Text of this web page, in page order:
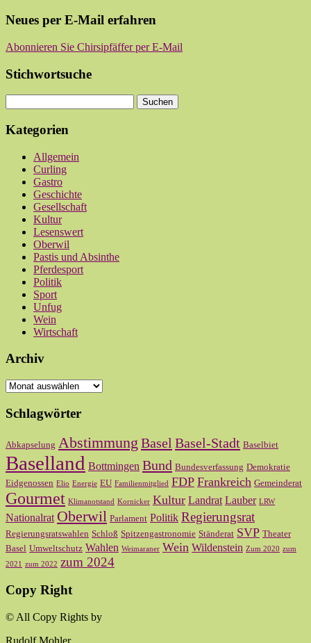
Neues per E-Mail erfahren
Abonnieren Sie Chirsipfäffer per E-Mail
Stichwortsuche
Kategorien
Allgemein
Curling
Gastro
Geschichte
Gesellschaft
Kultur
Lesenswert
Oberwil
Pastis und Absinthe
Pferdesport
Politik
Sport
Unfug
Wein
Wirtschaft
Archiv
Archiv
Schlagwörter
Abkapselung Abstimmung Basel Basel-Stadt Baselbiet
Baselland Bottmingen Bund Bundesverfassung Demokratie
Eidgenossen Elio Energie EU Familienmitglied FDP Frankreich Gemeinderat
Gourmet Klimanotstand Kornicker Kultur Landrat Lauber LRW
Nationalrat Oberwil Parlament Politik Regierungsrat
Regierungsratswahlen Schloß Spitzengastronomie Ständerat SVP Theater
Basel Umweltschutz Wahlen Weimaraner Wein Wildenstein Zum 2020 zum
2021
zum 2022 zum 2024
Copy Right
© All Copy Rights by
Rudolf Mohler